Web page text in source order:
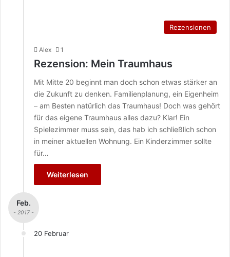
Rezensionen
Alex 1
Rezension: Mein Traumhaus
Mit Mitte 20 beginnt man doch schon etwas stärker an
die Zukunft zu denken. Familienplanung, ein Eigenheim
– am Besten natürlich das Traumhaus! Doch was gehört
für das eigene Traumhaus alles dazu? Klar! Ein
Spielezimmer muss sein, das hab ich schließlich schon
in meiner aktuellen Wohnung. Ein Kinderzimmer sollte
für…
Weiterlesen
Feb.
- 2017 -
20 Februar